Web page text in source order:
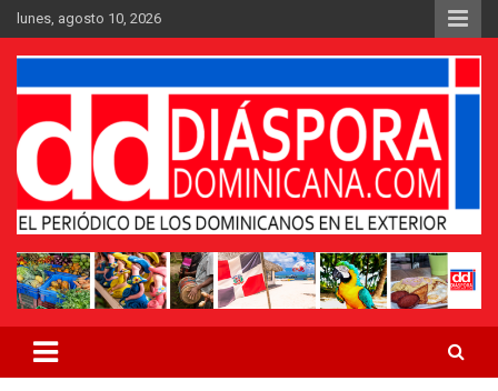
Saltar
al
contenido
lunes, agosto 10, 2026
Periódico Diáspora Dominicana